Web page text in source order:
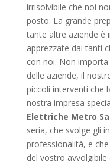
irrisolvibile che noi
posto. La grande
tante altre aziende è
apprezzate dai tanti
con noi. Non
delle aziende, il
piccoli interventi che
nostra impresa
Elettriche Metro
seria, che svolge gli
professionalità, e
del vostro